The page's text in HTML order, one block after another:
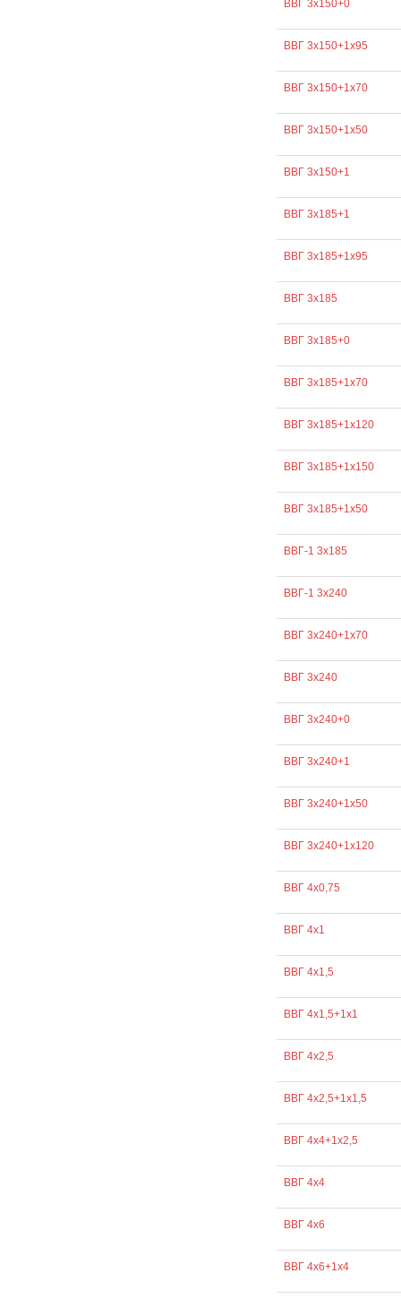
ВВГ 3х150+0
ВВГ 3х150+1х95
ВВГ 3х150+1х70
ВВГ 3х150+1х50
ВВГ 3х150+1
ВВГ 3х185+1
ВВГ 3х185+1х95
ВВГ 3х185
ВВГ 3х185+0
ВВГ 3х185+1х70
ВВГ 3х185+1х120
ВВГ 3х185+1х150
ВВГ 3х185+1х50
ВВГ-1 3х185
ВВГ-1 3х240
ВВГ 3х240+1х70
ВВГ 3х240
ВВГ 3х240+0
ВВГ 3х240+1
ВВГ 3х240+1х50
ВВГ 3х240+1х120
ВВГ 4х0,75
ВВГ 4х1
ВВГ 4х1,5
ВВГ 4х1,5+1х1
ВВГ 4х2,5
ВВГ 4х2,5+1х1,5
ВВГ 4х4+1х2,5
ВВГ 4х4
ВВГ 4х6
ВВГ 4х6+1х4